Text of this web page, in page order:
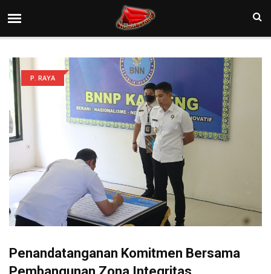
P. RAYA
Penandatanganan Komitmen Bersama